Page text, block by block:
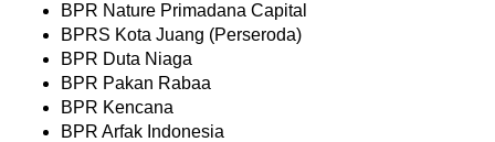
BPR Nature Primadana Capital
BPRS Kota Juang (Perseroda)
BPR Duta Niaga
BPR Pakan Rabaa
BPR Kencana
BPR Arfak Indonesia